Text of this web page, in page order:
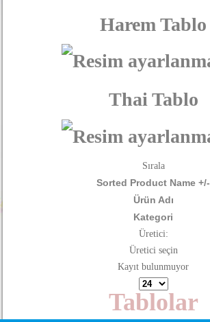
Harem Tablo
Thai Tablo
Sırala
Sorted Product Name +/-
Ürün Adı
Kategori
Üretici:
Üretici seçin
Kayıt bulunmuyor
Tablolar